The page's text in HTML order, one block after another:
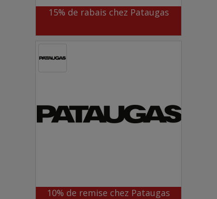
15% de rabais chez Pataugas
10% de remise chez Pataugas